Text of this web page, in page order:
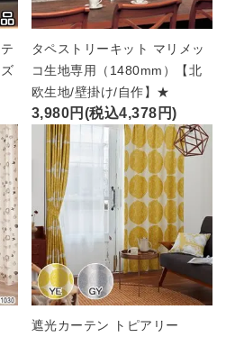
タペストリーキット マリメッ
コ生地専用（1480mm）【北
欧生地/壁掛け/自作】★
3,980円(税込4,378円)
遮光カーテン トピアリー